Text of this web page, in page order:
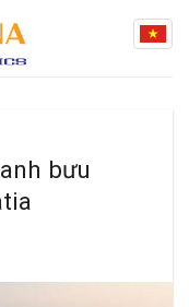
bưu